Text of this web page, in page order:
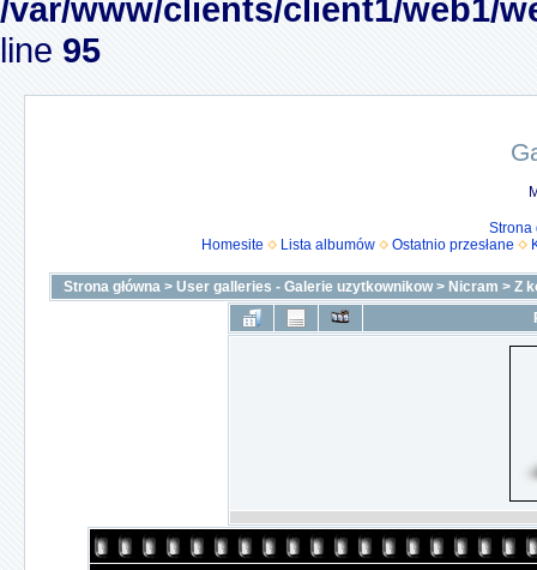
/var/www/clients/client1/web1/
line 95
Strona
Homesite
Lista albumów Ostatnio przesłane
Strona główna > User galleries - Galerie uzytkownikow> Nicram > Z